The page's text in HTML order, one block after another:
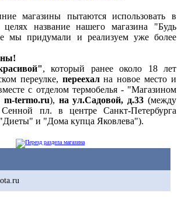
магазины пытаются использовать в
название нашего магазина "Будь
мы придумали и реализуем уже более
, который ранее около 18 лет
переулке, переехална новое место и
с отделом термобелья - "Магазином
m-termo.ru), на ул.Садовой, д.33 (между
пл. в центре Санкт-Петербурга
и "Дома купца Яковлева").